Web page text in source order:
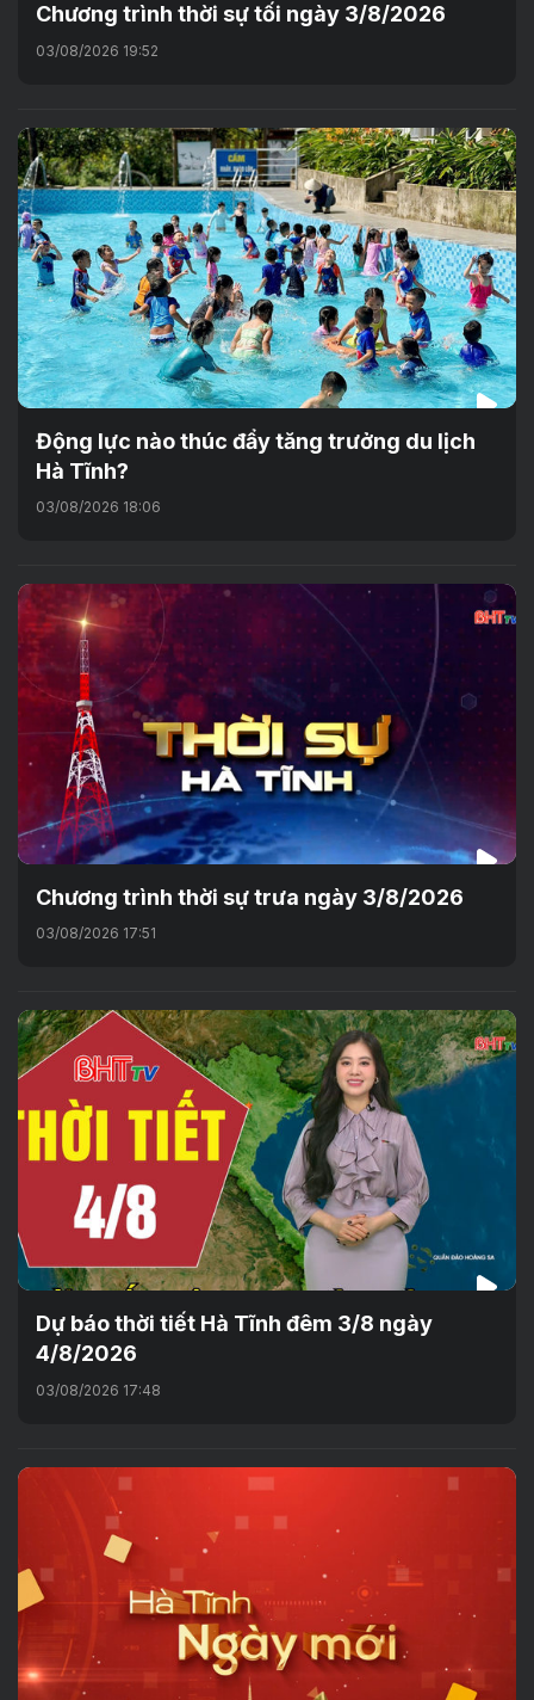
Chương trình thời sự tối ngày 3/8/2026
03/08/2026 19:52
Động lực nào thúc đẩy tăng trưởng du lịch
Hà Tĩnh?
03/08/2026 18:06
Chương trình thời sự trưa ngày 3/8/2026
03/08/2026 17:51
Dự báo thời tiết Hà Tĩnh đêm 3/8 ngày
4/8/2026
03/08/2026 17:48